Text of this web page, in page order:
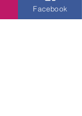
ongeveer 20
Facebook